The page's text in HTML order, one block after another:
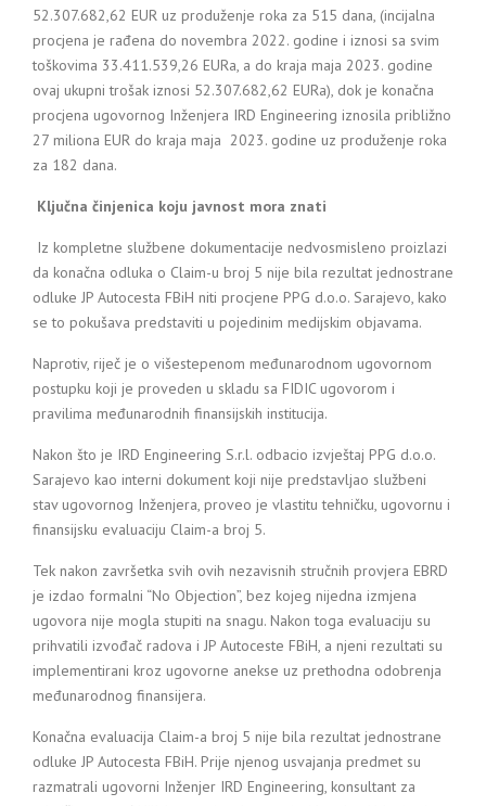
52.307.682,62 EUR uz produženje roka za 515 dana, (incijalna
procjena je rađena do novembra 2022. godine i iznosi sa svim
toškovima 33.411.539,26 EURa, a do kraja maja 2023. godine
ovaj ukupni trošak iznosi 52.307.682,62 EURa), dok je konačna
procjena ugovornog Inženjera IRD Engineering iznosila približno
27 miliona EUR do kraja maja 2023. godine uz produženje roka
za 182 dana.
Ključna činjenica koju javnost mora znati
Iz kompletne službene dokumentacije nedvosmisleno proizlazi
da konačna odluka o Claim-u broj 5 nije bila rezultat jednostrane
odluke JP Autocesta FBiH niti procjene PPG d.o.o. Sarajevo, kako
se to pokušava predstaviti u pojedinim medijskim objavama.
Naprotiv, riječ je o višestepenom međunarodnom ugovornom
postupku koji je proveden u skladu sa FIDIC ugovorom i
pravilima međunarodnih finansijskih institucija.
Nakon što je IRD Engineering S.r.l. odbacio izvještaj PPG d.o.o.
Sarajevo kao interni dokument koji nije predstavljao službeni
stav ugovornog Inženjera, proveo je vlastitu tehničku, ugovornu i
finansijsku evaluaciju Claim-a broj 5.
Tek nakon završetka svih ovih nezavisnih stručnih provjera EBRD
je izdao formalni “No Objection”, bez kojeg nijedna izmjena
ugovora nije mogla stupiti na snagu. Nakon toga evaluaciju su
prihvatili izvođač radova i JP Autoceste FBiH, a njeni rezultati su
implementirani kroz ugovorne anekse uz prethodna odobrenja
međunarodnog finansijera.
Konačna evaluacija Claim-a broj 5 nije bila rezultat jednostrane
odluke JP Autocesta FBiH. Prije njenog usvajanja predmet su
razmatrali ugovorni Inženjer IRD Engineering, konsultant za